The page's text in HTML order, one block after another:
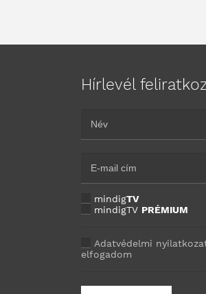
Hírlevél
mindigTV
mindigTV PRÉMIUM
Adatvédelmi
elfogadom